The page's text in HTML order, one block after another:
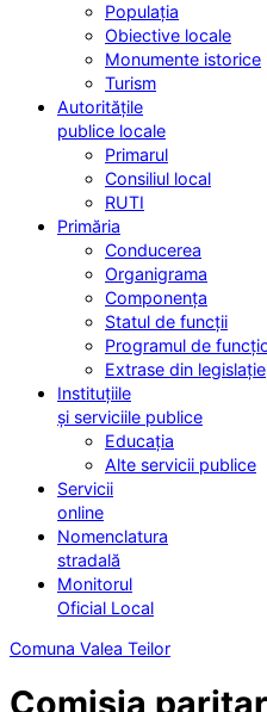
Populația
Obiective locale
Monumente istorice
Turism
Autoritățile
publice locale
Primarul
Consiliul local
RUTI
Primăria
Conducerea
Organigrama
Componența
Statul de funcții
Programul de
Extrase din legislație
Instituțiile
și serviciile publice
Educația
Alte servicii publice
Servicii
online
Nomenclatura
stradală
Monitorul
Oficial Local
Comuna Valea Teilor
Comisia